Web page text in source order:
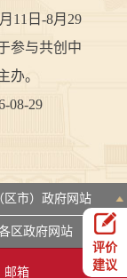
11日-8月29
参与共创中
办。
08-29
评价
建议
区市）政府网站
区政府网站
邮箱